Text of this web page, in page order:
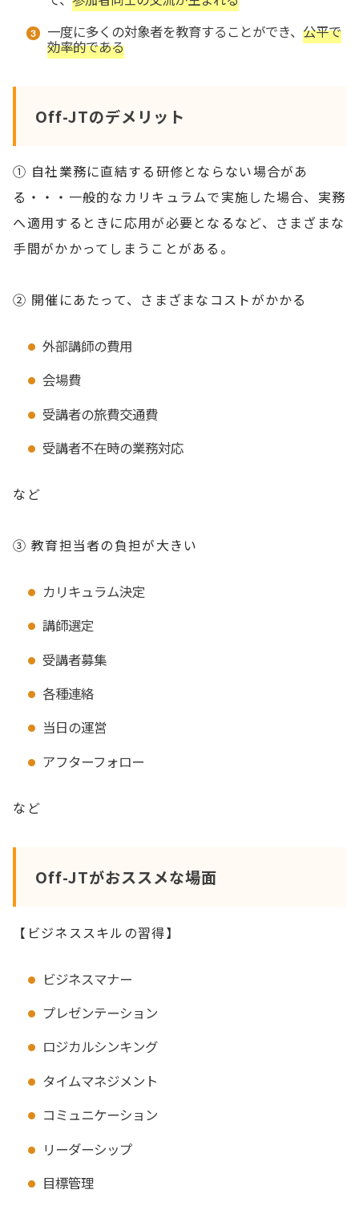
一度に多くの対象者を教育することができ、公平で
効率的である
Off-JTのデメリット
① 自社業務に直結する研修とならない場合があ
る・・・一般的なカリキュラムで実施した場合、実務
へ適用するときに応用が必要となるなど、さまざまな
手間がかかってしまうことがある。
② 開催にあたって、さまざまなコストがかかる
外部講師の費用
会場費
受講者の旅費交通費
受講者不在時の業務対応
など
③ 教育担当者の負担が大きい
カリキュラム決定
講師選定
受講者募集
各種連絡
当日の運営
アフターフォロー
など
Off-JTがおススメな場面
【ビジネススキルの習得】
ビジネスマナー
プレゼンテーション
ロジカルシンキング
タイムマネジメント
コミュニケーション
リーダーシップ
目標管理